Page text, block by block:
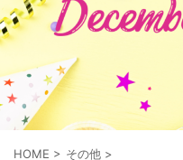
HOME > その他 >